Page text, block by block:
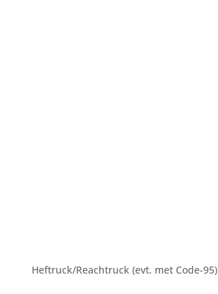
Heftruck/Reachtruck (evt. met Code-95)